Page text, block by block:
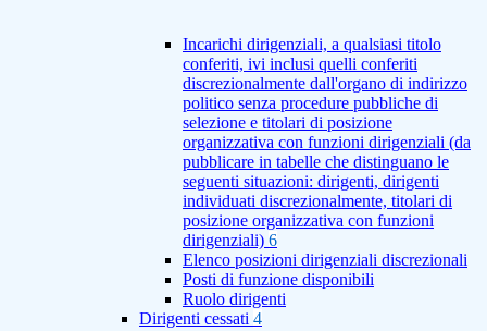
Incarichi dirigenziali, a qualsiasi titolo
conferiti, ivi inclusi quelli conferiti
discrezionalmente dall'organo di indirizzo
politico senza procedure pubbliche di
selezione e titolari di posizione
organizzativa con funzioni dirigenziali (da
pubblicare in tabelle che distinguano le
seguenti situazioni: dirigenti, dirigenti
individuati discrezionalmente, titolari di
posizione organizzativa con funzioni
dirigenziali) 6
Elenco posizioni dirigenziali discrezionali
Posti di funzione disponibili
Ruolo dirigenti
Dirigenti cessati 4